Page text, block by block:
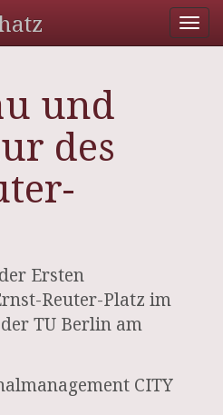
und
des
Ersten
Reuter-Platz im
TU Berlin am
CITY